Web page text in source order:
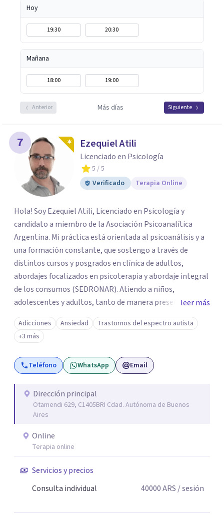
Hoy
19:30 20:30
Mañana
18:00 19:00
Anterior Más días Siguiente
7 Ezequiel Atili
Licenciado en Psicología
5 / 5
Verificado
Terapia Online
Hola! Soy Ezequiel Atili, Licenciado en Psicología y
candidato a miembro de la Asociación Psicoanalítica
Argentina. Mi práctica está orientada al psicoanálisis y a
una formación constante, que sostengo a través de
distintos cursos y posgrados en clínica de adultos,
abordajes focalizados en psicoterapia y abordaje integral
de los consumos (SEDRONAR). Atiendo a niños,
adolescentes y adultos, tanto de manera presencial
como online. Trabajo con distintas problemáticas como
depresión, ataques de pánico, adicciones, trastornos
alimentarios, trastornos del espectro autista (TEA) y
otras situaciones que generan malestar. Entiendo que
cada persona llega con una historia única, por eso el
quien consulta.
leer más
Adicciones Ansiedad
Trastornos del espectro autista
+3 más
Teléfono WhatsApp Email
Dirección principal
Otamendi 629, C1405BRI Cdad. Autónoma de Buenos
Aires
Online
Terapia online
Servicios y precios
Consulta individual
40000ARS / sesión